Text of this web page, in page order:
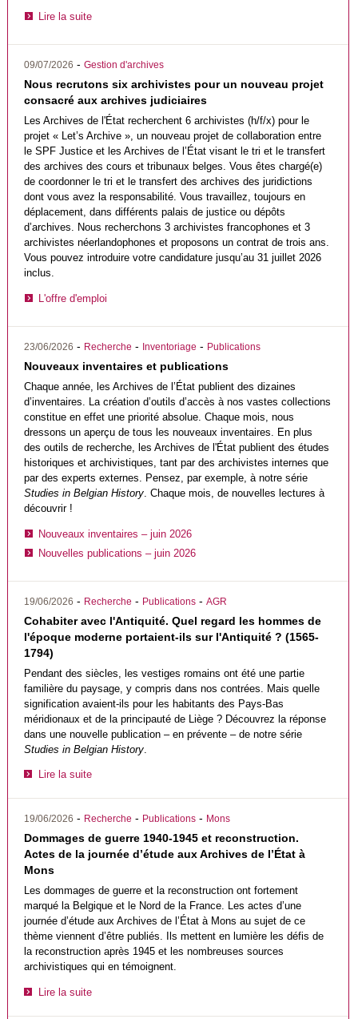
Lire la suite
09/07/2026 -Gestion d'archives
Nous recrutons six archivistes pour un nouveau projet
consacré aux archives judiciaires
LesArchives de l'Étatrecherchent 6 archivistes (h/f/x) pour le
projet « Let’s Archive », un nouveau projet de collaboration entre
le SPF Justice et les Archives de l’État visant le tri et le transfert
des archives des cours et tribunaux belges. Vous êtes chargé(e)
de coordonner le tri et le transfert des archives des juridictions
dont vous avez la responsabilité. Vous travaillez, toujours en
déplacement, dans différents palais de justice ou dépôts
d’archives. Nous recherchons 3 archivistes francophones et 3
archivistes néerlandophones et proposons un contrat de trois ans.
Vous pouvez introduire votre candidature jusqu’au 31 juillet 2026
inclus.
L'offre d'emploi
23/06/2026 - Recherche - Inventoriage - Publications
Nouveaux inventaires et publications
Chaque année, les Archives de l’État publient des dizaines
d’inventaires. La création d’outils d’accès à nos vastes collections
constitue en effet une priorité absolue. Chaque mois, nous
dressons un aperçu de tous les nouveaux inventaires. En plus
des outils de recherche, les Archives de l'État publient des études
historiques et archivistiques, tant par des archivistes internes que
par des experts externes. Pensez, par exemple, à notre série
Studies in Belgian History . Chaque mois, de nouvelles lectures à
découvrir !
Nouveaux inventaires – juin 2026
Nouvelles publications – juin 2026
19/06/2026 - Recherche - Publications -AGR
Cohabiter avec l'Antiquité. Quel regard les hommes de
l'époque moderne portaient-ils sur l'Antiquité ? (1565-
1794)
Pendant des siècles, les vestiges romains ont été une partie
familière du paysage, y compris dans nos contrées. Mais quelle
signification avaient-ils pour les habitants des Pays-Bas
méridionaux et de la principauté de Liège ? Découvrez la réponse
dans une nouvelle publication – en prévente – de notre série
Studies in Belgian History
Lire la suite
19/06/2026 - Recherche - Publications - Mons
Dommages de guerre 1940-1945 et reconstruction.
Actes de la journée d’étude aux Archives de l’État à
Mons
Les dommages de guerre et la reconstruction ont fortement
marqué la Belgique et le Nord de la France. Les actes d’une
journée d’étude aux Archives de l’État à Mons au sujet de ce
thème viennent d’être publiés. Ils mettent en lumière les défis de
la reconstruction après 1945 et les nombreuses sources
archivistiques qui en témoignent.
Lire la suite